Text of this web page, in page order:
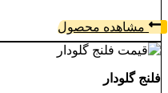
مشاهده محصول
فلنج گلودار